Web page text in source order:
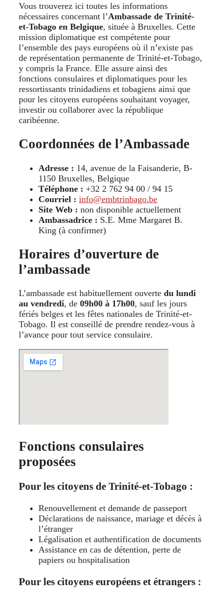
Vous trouverez ici toutes les informations
nécessaires concernant l’Ambassade de Trinité-
et-Tobago en Belgique, située à Bruxelles. Cette
mission diplomatique est compétente pour
l’ensemble des pays européens où il n’existe pas
de représentation permanente de Trinité-et-Tobago,
y compris la France. Elle assure ainsi des
fonctions consulaires et diplomatiques pour les
ressortissants trinidadiens et tobagiens ainsi que
pour les citoyens européens souhaitant voyager,
investir ou collaborer avec la république
caribéenne.
Coordonnées de l’Ambassade
Adresse : 14, avenue de la Faisanderie, B-
1150 Bruxelles, Belgique
Téléphone : +32 2 762 94 00 / 94 15
Courriel : info@embtrinbago.be
Site Web : non disponible actuellement
Ambassadrice : S.E. Mme Margaret B.
King (à confirmer)
Horaires d’ouverture de
l’ambassade
L’ambassade est habituellement ouverte du lundi
au vendredi, de 09h00 à 17h00, sauf les jours
fériés belges et les fêtes nationales de Trinité-et-
Tobago. Il est conseillé de prendre rendez-vous à
l’avance pour tout service consulaire.
Fonctions consulaires
proposées
Pour les citoyens de Trinité-et-Tobago :
Renouvellement et demande de passeport
Déclarations de naissance, mariage et décès à
l’étranger
Légalisation et authentification de documents
Assistance en cas de détention, perte de
papiers ou hospitalisation
Pour les citoyens européens et étrangers :